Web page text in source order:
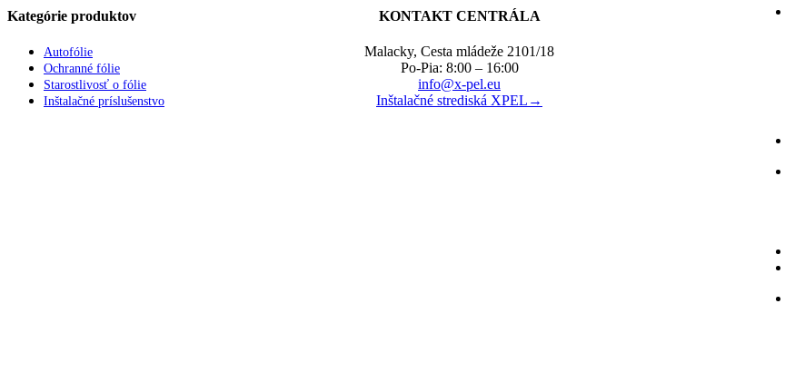
Kategórie produktov
Autofólie
Ochranné fólie
Starostlivosť o fólie
Inštalačné príslušenstvo
KONTAKT CENTRÁLA
Malacky, Cesta mládeže 2101/18
Po-Pia: 8:00 – 16:00
info@x-pel.eu
Inštalačné strediská XPEL→